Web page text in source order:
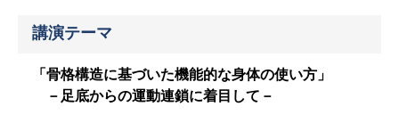
講演テーマ
「骨格構造に基づいた機能的な身体の使い方」
－足底からの運動連鎖に着目して－